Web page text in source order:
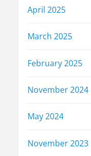
April 2025
March 2025
February 2025
November 2024
May 2024
November 2023